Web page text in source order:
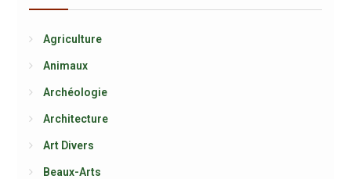
Agriculture
Animaux
Archéologie
Architecture
Art Divers
Beaux-Arts